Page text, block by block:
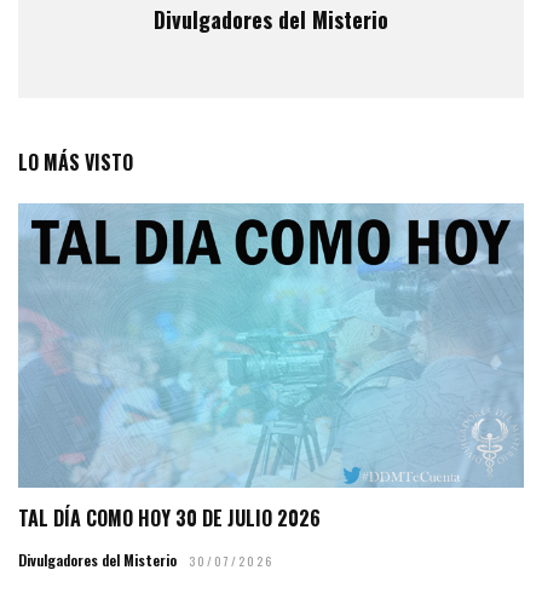
Divulgadores del Misterio
LO MÁS VISTO
TAL DÍA COMO HOY 30 DE JULIO 2026
Divulgadores del Misterio 30/07/2026